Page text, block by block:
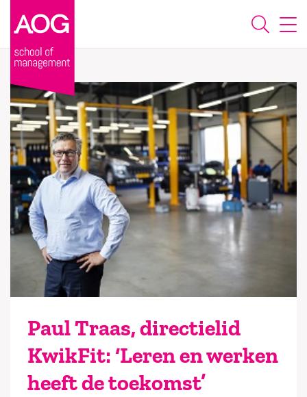
Paul Traas, directielid
KwikFit: ‘Leren en werken
heeft de toekomst’